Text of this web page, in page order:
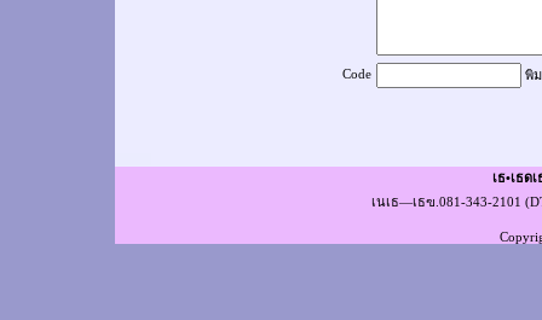
Code พิ
เธ•เธด
เนเธ—เธฃ.081-343-2101